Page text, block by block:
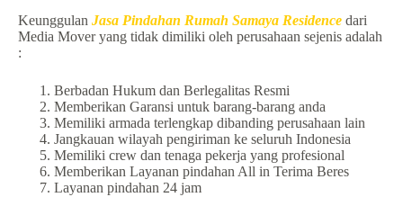
Keunggulan Jasa Pindahan Rumah Samaya Residence dari
Media Mover yang tidak dimiliki oleh perusahaan sejenis adalah
:
Berbadan Hukum dan Berlegalitas Resmi
Memberikan Garansi untuk barang-barang anda
Memiliki armada terlengkap dibanding perusahaan lain
Jangkauan wilayah pengiriman ke seluruh Indonesia
Memiliki crew dan tenaga pekerja yang profesional
Memberikan Layanan pindahan All in Terima Beres
Layanan pindahan 24 jam